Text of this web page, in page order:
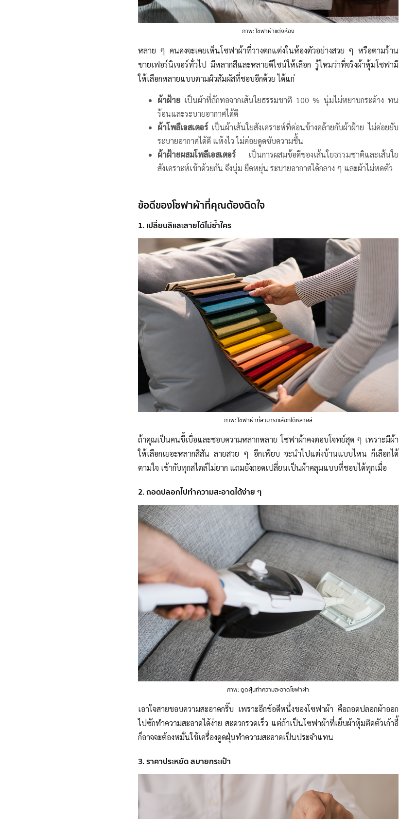
ภาพ: โซฟาผ้าแต่งห้อง
หลาย ๆ คนคงจะเคยเห็นโซฟาผ้าที่วางตกแต่งในห้องตัวอย่างสวย ๆ หรือตามร้าน
ขายเฟอร์นิเจอร์ทั่วไป มีหลากสีและหลายดีไซน์ให้เลือก รู้ไหมว่าที่จริงผ้าหุ้มโซฟามี
ให้เลือกหลายแบบตามผิวสัมผัสที่ชอบอีกด้วย ได้แก่
ผ้าฝ้ายเป็นผ้าที่ถักทอจากเส้นใยธรรมชาติ 100 % นุ่มไม่หยาบกระด้าง ทน
ร้อนและระบายอากาศได้ดี
ผ้าโพลีเอสเตอร์เป็นผ้าเส้นใยสังเคราะห์ที่ค่อนข้างคล้ายกับผ้าฝ้าย ไม่ค่อยยับ
ระบายอากาศได้ดี แห้งไว ไม่ค่อยดูดซับความชื้น
ผ้าฝ้ายผสมโพลีเอสเตอร์เป็นการผสมข้อดีของเส้นใยธรรมชาติและเส้นใย
สังเคราะห์เข้าด้วยกัน จึงนุ่ม ยืดหยุ่น ระบายอากาศได้กลาง ๆ และผ้าไม่หดตัว
ข้อดีของโซฟาผ้าที่คุณต้องติดใจ
1. เปลี่ยนสีและลายได้ไม่ซ้ำใคร
ภาพ: โซฟาผ้าที่สามารถเลือกได้หลายสี
ถ้าคุณเป็นคนขี้เบื่อและชอบความหลากหลาย โซฟาผ้าคงตอบโจทย์สุด ๆ เพราะมีผ้า
ให้เลือกเยอะหลากสีสัน ลายสวย ๆ อีกเพียบ จะนำไปแต่งบ้านแบบไหน ก็เลือกได้
ตามใจ เข้ากับทุกสไตล์ไม่ยาก แถมยังถอดเปลี่ยนเป็นผ้าคลุมแบบที่ชอบได้ทุกเมื่อ
2. ถอดปลอกไปทำความสะอาดได้ง่าย ๆ
ภาพ: ดูดฝุ่นทำความสะอาดโซฟาผ้า
เอาใจสายชอบความสะอาดกริ๊บ เพราะอีกข้อดีหนึ่งของโซฟาผ้า คือถอดปลอกผ้าออก
ไปซักทำความสะอาดได้ง่าย สะดวกรวดเร็ว แต่ถ้าเป็นโซฟาผ้าที่เย็บผ้าหุ้มติดตัวเก้าอี้
ก็อาจจะต้องหมั่นใช้เครื่องดูดฝุ่นทำความสะอาดเป็นประจำแทน
3. ราคาประหยัด สบายกระเป๋า